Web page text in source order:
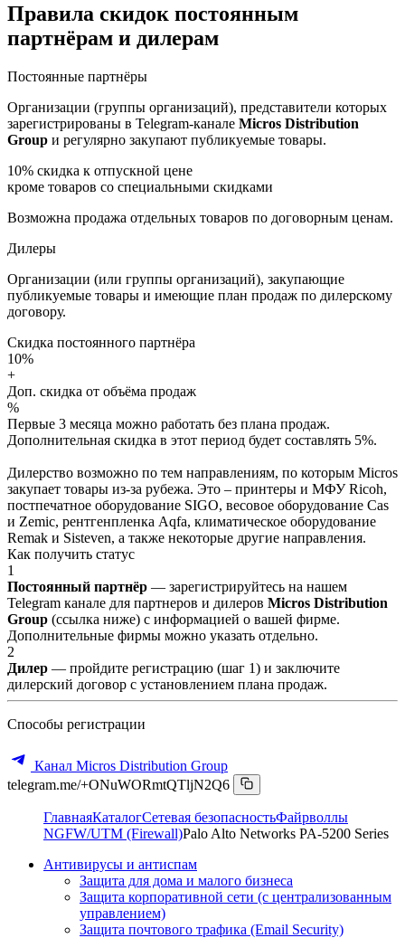
Правила скидок постоянным
партнёрам и дилерам
Постоянные партнёры
Организации (группы организаций), представители которых
зарегистрированы в Telegram-канале Micros Distribution
Group и регулярно закупают публикуемые товары.
10% скидка к отпускной цене
кроме товаров со специальными скидками
Возможна продажа отдельных товаров по договорным ценам.
Дилеры
Организации (или группы организаций), закупающие
публикуемые товары и имеющие план продаж по дилерскому
договору.
Скидка постоянного партнёра
10%
+
Доп. скидка от объёма продаж
%
Первые 3 месяца можно работать без плана продаж.
Дополнительная скидка в этот период будет составлять 5%.
Дилерство возможно по тем направлениям, по которым Micros
закупает товары из-за рубежа. Это – принтеры и МФУ Ricoh,
постпечатное оборудование SIGO, весовое оборудование Cas
и Zemic, рентгенпленка Aqfa, климатическое оборудование
Remak и Sisteven, а также некоторые другие направления.
Как получить статус
1
Постоянный партнёр — зарегистрируйтесь на нашем
Telegram канале для партнеров и дилеров Micros Distribution
Group (ссылка ниже) с информацией о вашей фирме.
Дополнительные фирмы можно указать отдельно.
2
Дилер — пройдите регистрацию (шаг 1) и заключите
дилерский договор с установлением плана продаж.
Способы регистрации
Канал Micros Distribution Group
telegram.me/+ONuWORmtQTljN2Q6
ГлавнаяКаталогСетевая безопасностьФайрволлы
NGFW/UTM (Firewall)Palo Alto Networks PA-5200 Series
Антивирусы и антиспам
Защита для дома и малого бизнеса
Защита корпоративной сети (с централизованным
управлением)
Защита почтового трафика (Email Security)